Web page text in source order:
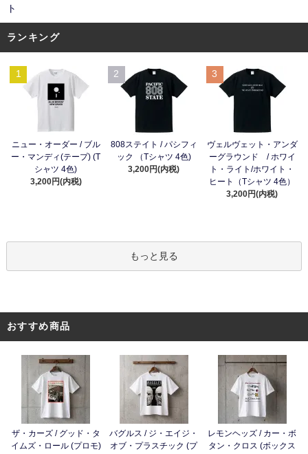
ト
ランキング
1
ニュー・オーダー / ブル
ー・マンディ(テープ) (T
シャツ 4色)
3,200円(内税)
2
808ステイト / パシフィ
ック （Tシャツ 4色)
3,200円(内税)
3
ヴェルヴェット・アンダ
ーグラウンド / ホワイ
ト・ライト/ホワイト・
ヒート（Tシャツ 4色）
3,200円(内税)
もっと見る
おすすめ商品
ザ・カーズ / グッド・タ
イムズ・ロール (プロモ)
バグルス / ジ・エイジ・
オブ・プラスチック (プ
レモンヘッズ / カー・ボ
タン・クロス (ボックス